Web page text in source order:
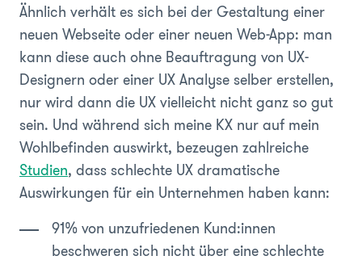
Ähnlich verhält es sich bei der Gestaltung einer
neuen Webseite oder einer neuen Web-App: man
kann diese auch ohne Beauftragung von UX-
Designern oder einer UX Analyse selber erstellen,
nur wird dann die UX vielleicht nicht ganz so gut
sein. Und während sich meine KX nur auf mein
Wohlbefinden auswirkt, bezeugen zahlreiche
Studien, dass schlechte UX dramatische
Auswirkungen für ein Unternehmen haben kann:
91% von unzufriedenen Kund:innen
beschweren sich nicht über eine schlechte